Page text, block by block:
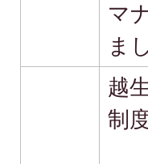
マ
ま
越
制